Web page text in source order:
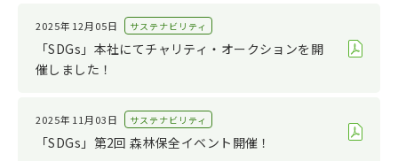
2014
2011
2025年12月05日 サステナビリティ
「SDGs」本社にてチャリティ・オークションを開
催しました！
2025年11月03日 サステナビリティ
「SDGs」第2回 森林保全イベント開催！